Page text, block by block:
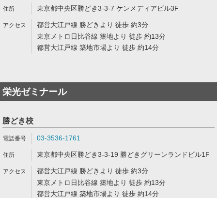
東京都中央区勝どき3-3-7 ケンメディアビル3F
都営大江戸線 勝どきより 徒歩 約3分
東京メトロ日比谷線 築地より 徒歩 約13分
都営大江戸線 築地市場より 徒歩 約14分
栄光ゼミナール
勝どき校
03-3536-1761
東京都中央区勝どき3-3-19 勝どきグリーンランドビル1F
都営大江戸線 勝どきより 徒歩 約3分
東京メトロ日比谷線 築地より 徒歩 約13分
都営大江戸線 築地市場より 徒歩 約14分